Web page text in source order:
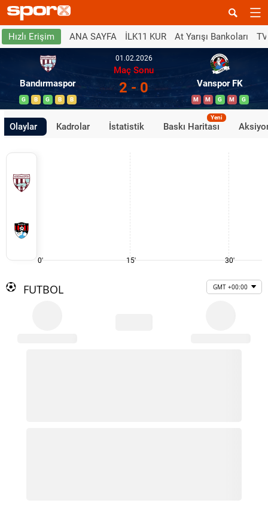
Hızlı Erişim ANA SAYFA İLK11 KUR At Yarışı Bankoları
Bandırmaspor
G B G B B
01.02.2026
Maç Sonu
2 - 0 Vanspor FK
M M G M G
Olaylar Kadrolar İstatistik Baskı Haritası
Yeni
0' 15' 30'
FUTBOL GMT +00:00